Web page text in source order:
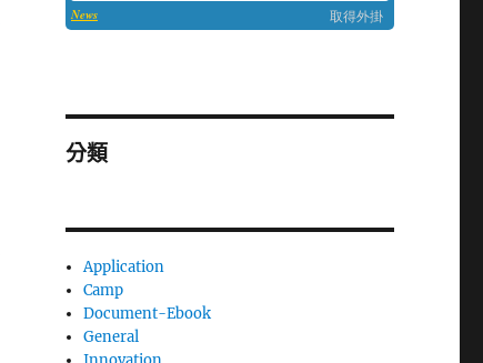
分類
Application
Camp
Document-Ebook
General